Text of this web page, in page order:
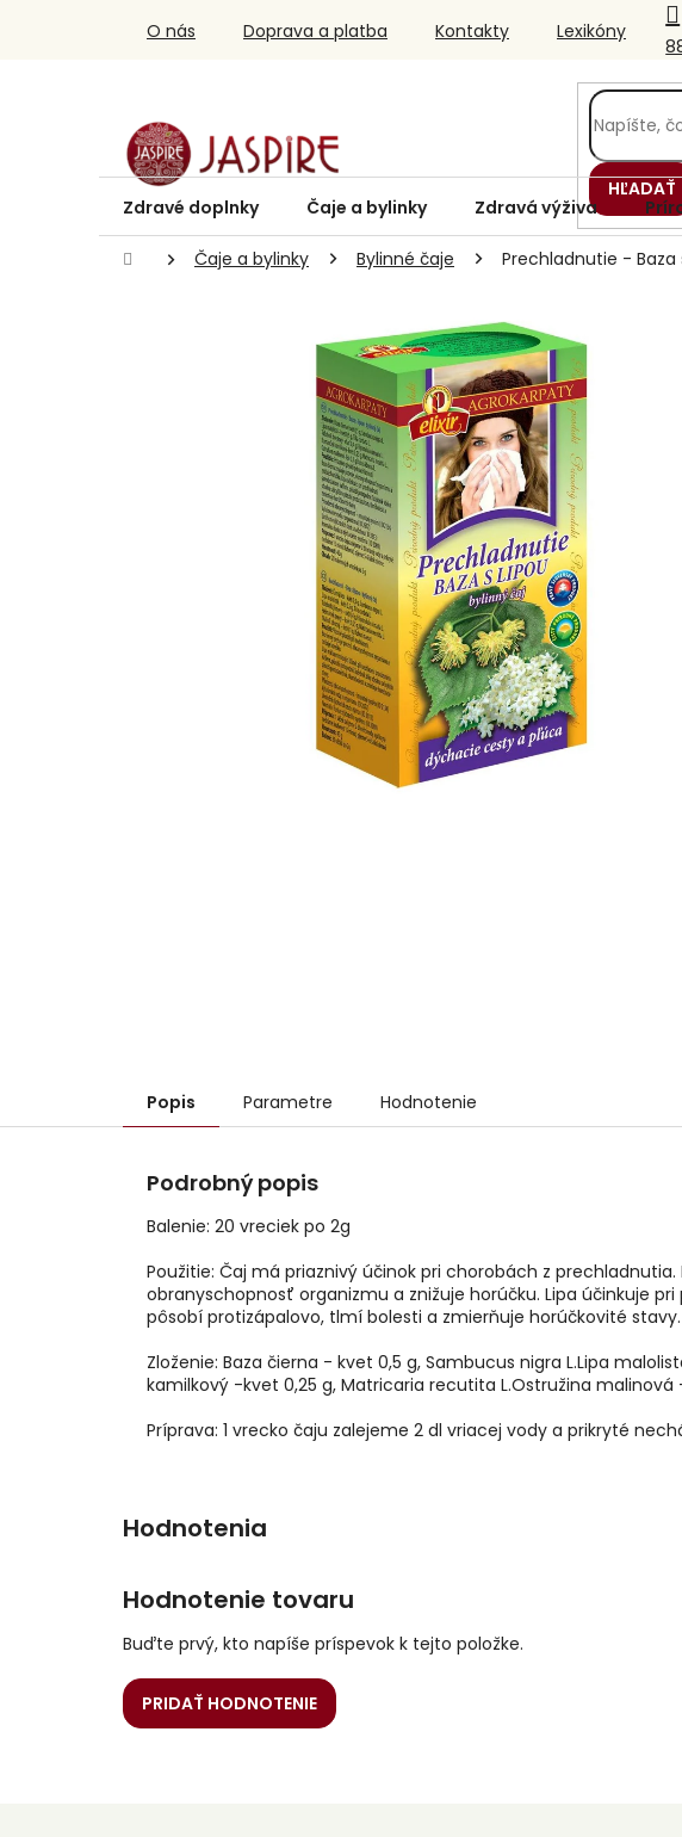
O nás Doprava a platba Kontakty Lexikóny
HĽADAŤ
Zdravé doplnky Čaje a bylinky Zdravá výživa
DomovČaje a bylinky Bylinné čaje Prechladnutie -
Popis Parametre Hodnotenie
Podrobný popis
Balenie: 20 vreciek po 2g
Použitie: Čaj má priaznivý účinok pri chorobách z
obranyschopnosť organizmu a znižuje horúčku. Lipa účinkuje
pôsobí protizápalovo, tlmí bolesti a zmierňuje horúčkovité stavy.
Zloženie: Baza čierna - kvet 0,5 g, Sambucus nigra L.Lipa
kamilkový -kvet 0,25 g, Matricaria recutita L.Ostružina malinová -
Príprava: 1 vrecko čaju zalejeme 2 dl vriacej vody a prikryté
Hodnotenie tovaru
Buďte prvý, kto napíše príspevok k tejto položke.
PRIDAŤ HODNOTENIE